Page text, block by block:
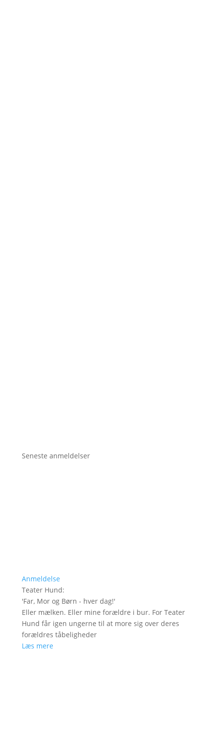
Seneste anmeldelser
Anmeldelse
Teater Hund:
'Far, Mor og Børn - hver dag!'
Eller mælken. Eller mine forældre i bur. For Teater
Hund får igen ungerne til at more sig over deres
forældres tåbeligheder
Læs mere